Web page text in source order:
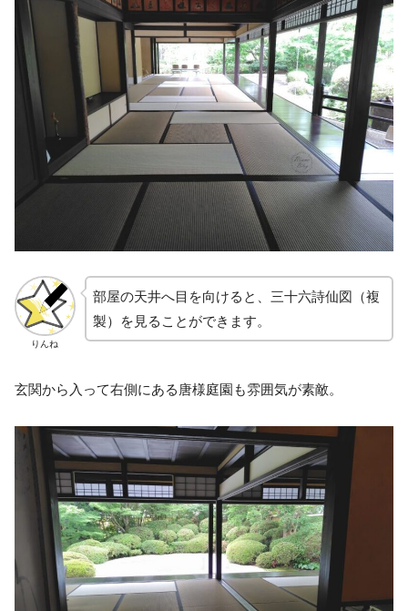
りんね
部屋の天井へ目を向けると、三十六詩仙図（複
製）を見ることができます。
玄関から入って右側にある唐様庭園も雰囲気が素敵。